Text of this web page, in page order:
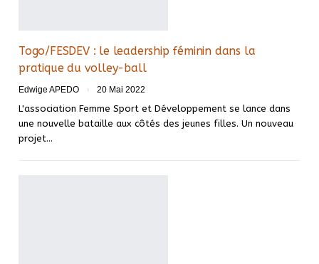
Togo/FESDEV : le leadership féminin dans la
pratique du volley-ball
Edwige APEDO 20 Mai 2022
L'association Femme Sport et Développement se lance dans
une nouvelle bataille aux côtés des jeunes filles. Un nouveau
projet…